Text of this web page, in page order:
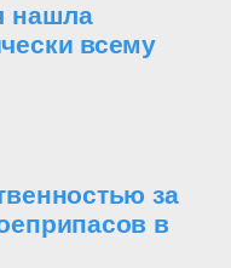
нашла
всему
за
в